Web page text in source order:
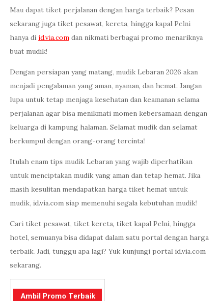
Mau dapat tiket perjalanan dengan harga terbaik? Pesan
sekarang juga tiket pesawat, kereta, hingga kapal Pelni
hanya di id.via.com dan nikmati berbagai promo menariknya
buat mudik!
Dengan persiapan yang matang, mudik Lebaran 2026 akan
menjadi pengalaman yang aman, nyaman, dan hemat. Jangan
lupa untuk tetap menjaga kesehatan dan keamanan selama
perjalanan agar bisa menikmati momen kebersamaan dengan
keluarga di kampung halaman. Selamat mudik dan selamat
berkumpul dengan orang-orang tercinta!
Itulah enam tips mudik Lebaran yang wajib diperhatikan
untuk menciptakan mudik yang aman dan tetap hemat. Jika
masih kesulitan mendapatkan harga tiket hemat untuk
mudik, id.via.com siap memenuhi segala kebutuhan mudik!
Cari tiket pesawat, tiket kereta, tiket kapal Pelni, hingga
hotel, semuanya bisa didapat dalam satu portal dengan harga
terbaik. Jadi, tunggu apa lagi? Yuk kunjungi portal id.via.com
sekarang.
Ambil Promo Terbaik